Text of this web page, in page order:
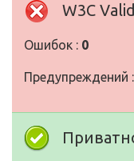
W3C
Ошибок : 0
Предупреждений :